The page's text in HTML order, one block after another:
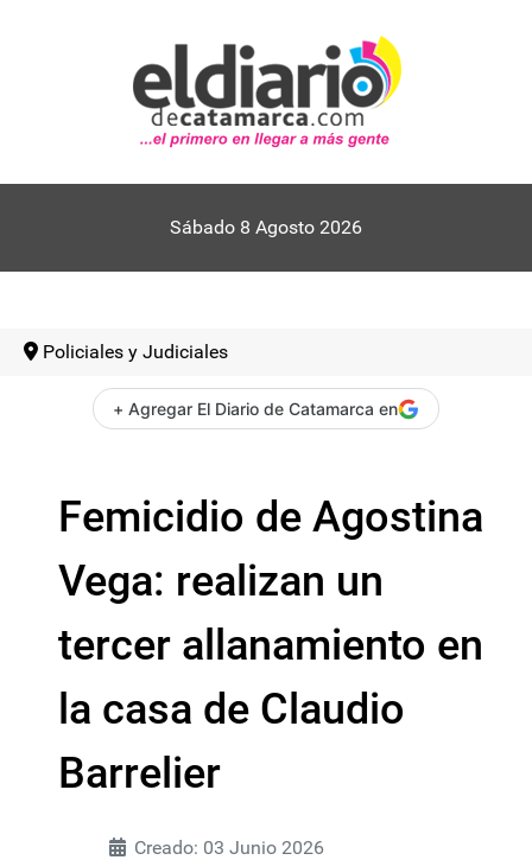
Sábado 8 Agosto 2026
Policiales y Judiciales
+ Agregar El Diario de Catamarca en
Femicidio de Agostina
Vega: realizan un
tercer allanamiento en
la casa de Claudio
Barrelier
Creado: 03 Junio 2026